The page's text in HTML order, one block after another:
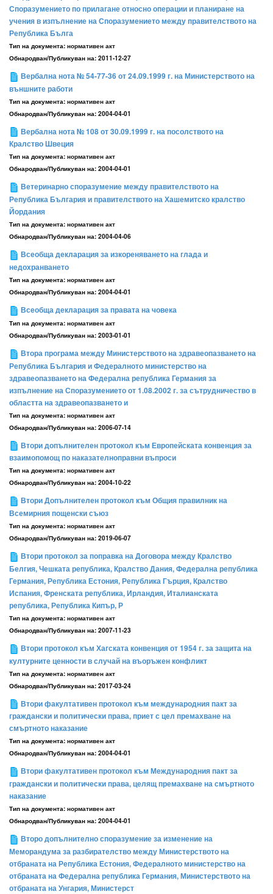
Споразумението по прилагане относно операции и планиране на
учения в изпълнение на Споразумението между правителството на
Република Бълга
Тип на документа: нормативен акт
Обнародван/Публикуван на: 2011-12-27
Вербална нота № 54-77-36 от 24.09.1999 г. на Министерството на
външните работи
Тип на документа: нормативен акт
Обнародван/Публикуван на: 2004-04-01
Вербална нота № 108 от 30.09.1999 г. на посолството на
Кралство Швеция
Тип на документа: нормативен акт
Обнародван/Публикуван на: 2004-04-01
Ветеринарно споразумение между правителството на
Република България и правителството на Хашемитско кралство
Йордания
Тип на документа: нормативен акт
Обнародван/Публикуван на: 2004-04-06
Всеобща декларация за изкореняването на глада и
недохранването
Тип на документа: нормативен акт
Обнародван/Публикуван на: 2004-04-01
Всеобща декларация за правата на човека
Тип на документа: нормативен акт
Обнародван/Публикуван на: 2003-01-01
Втора програма между Министерството на здравеопазването на
Република България и Федералното министерство на
здравеопазването на Федерална република Германия за
изпълнение на Споразумението от 1.08.2002 г. за сътрудничество в
областта на здравеопазването и
Тип на документа: нормативен акт
Обнародван/Публикуван на: 2006-07-14
Втори допълнителен протокол към Европейската конвенция за
взаимопомощ по наказателноправни въпроси
Тип на документа: нормативен акт
Обнародван/Публикуван на: 2004-10-22
Втори Допълнителен протокол към Общия правилник на
Всемирния пощенски съюз
Тип на документа: нормативен акт
Обнародван/Публикуван на: 2019-06-07
Втори протокол за поправка на Договора между Кралство
Белгия, Чешката република, Кралство Дания, Федерална република
Германия, Република Естония, Република Гърция, Кралство
Испания, Френската република, Ирландия, Италианската
република, Република Кипър, Р
Тип на документа: нормативен акт
Обнародван/Публикуван на: 2007-11-23
Втори протокол към Хагската конвенция от 1954 г. за защита на
културните ценности в случай на въоръжен конфликт
Тип на документа: нормативен акт
Обнародван/Публикуван на: 2017-03-24
Втори факултативен протокол към международния пакт за
граждански и политически права, приет с цел премахване на
смъртното наказание
Тип на документа: нормативен акт
Обнародван/Публикуван на: 2004-04-01
Втори факултативен протокол към Международния пакт за
граждански и политически права, целящ премахване на смъртното
наказание
Тип на документа: нормативен акт
Обнародван/Публикуван на: 2004-04-01
Второ допълнително споразумение за изменение на
Меморандума за разбирателство между Министерството на
отбраната на Република Естония, Федералното министерство на
отбраната на Федерална република Германия, Министерството на
отбраната на Унгария, Министерст